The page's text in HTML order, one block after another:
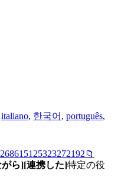
italiano, 한국어 , português,
がら][連携した]特定の役